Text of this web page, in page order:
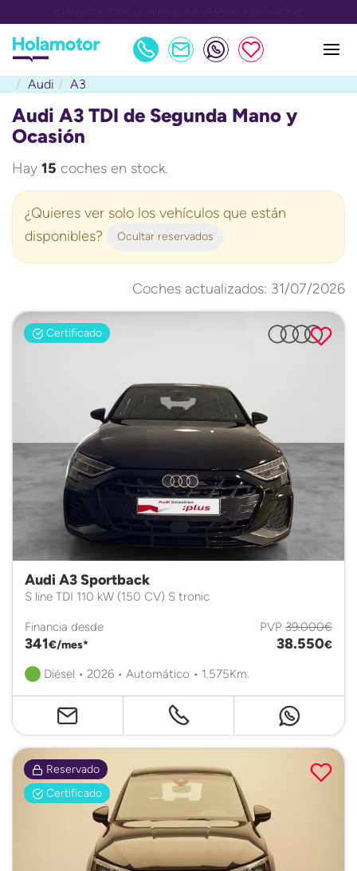
Audi A3
Audi A3 TDI de Segunda Mano y
Ocasión
Hay 15 coches en stock.
¿Quieres ver solo los vehículos que están
disponibles?
Ocultar reservados
Coches actualizados: 31/07/2026
Certificado
Audi A3 Sportback
S line TDI 110 kW (150 CV) S tronic
Financia desde
341€/mes*
PVP 39.000€
38.550€
Diésel • 2026 • Automático • 1.575Km.
Reservado
Certificado